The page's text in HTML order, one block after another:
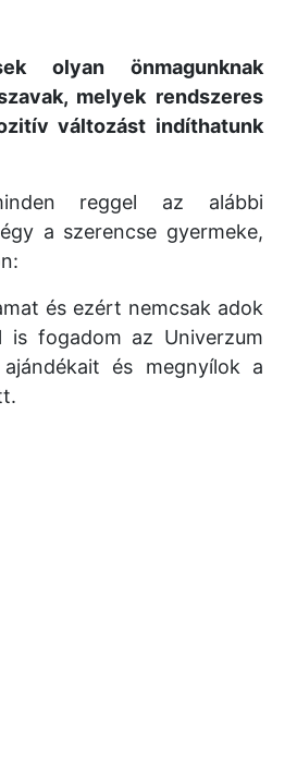
olyan önmagunknak
melyek rendszeres
változást indíthatunk
reggel az alábbi
a szerencse gyermeke,
és ezért nemcsak adok
is fogadom az Univerzum
és megnyílok a